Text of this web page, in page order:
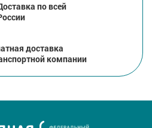
по всей
доставка
компании